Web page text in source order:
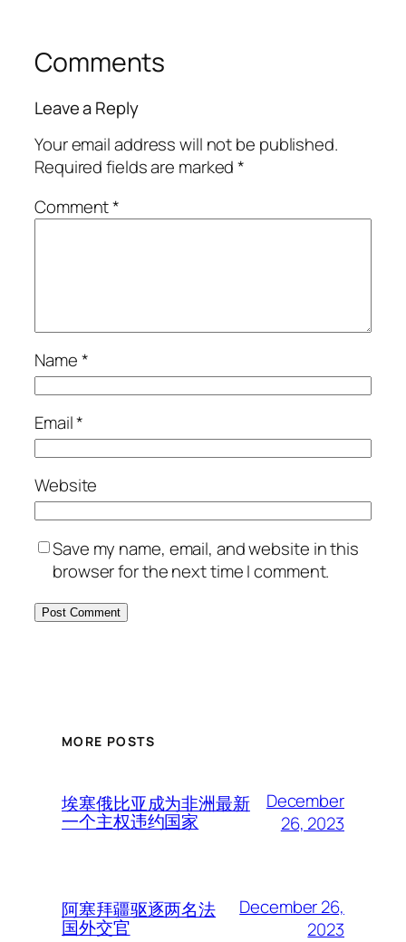
Comments
Leave a Reply
Your email address will not be published.
Required fields are marked*
Comment*
Name*
Email*
Website
Save my name, email, and website in this
browser for the next time I comment.
MORE POSTS
埃塞俄比亚成为非洲最新
一个主权违约国家
December
26, 2023
阿塞拜疆驱逐两名法
国外交官
December 26,
2023